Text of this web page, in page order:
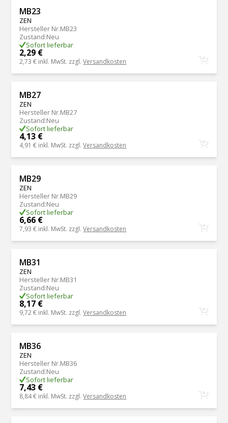
MB23
ZEN
Hersteller Nr.MB23
Zustand:Neu
Sofort lieferbar
2,29 €
2,73 € inkl. MwSt. zzgl.Versandkosten
MB27
ZEN
Hersteller Nr.MB27
Zustand:Neu
Sofort lieferbar
4,13 €
4,91 € inkl. MwSt. zzgl.Versandkosten
MB29
ZEN
Hersteller Nr.MB29
Zustand:Neu
Sofort lieferbar
6,66 €
7,93 € inkl. MwSt. zzgl.Versandkosten
MB31
ZEN
Hersteller Nr.MB31
Zustand:Neu
Sofort lieferbar
8,17 €
9,72 € inkl. MwSt. zzgl.Versandkosten
MB36
ZEN
Hersteller Nr.MB36
Zustand:Neu
Sofort lieferbar
7,43 €
8,84 € inkl. MwSt. zzgl.Versandkosten